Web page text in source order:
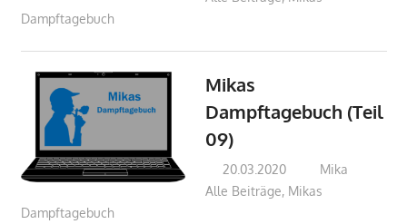
Dampftagebuch
Mikas
Dampftagebuch (Teil
09)
20.03.2020
Mika
Alle Beiträge, Mikas
Dampftagebuch